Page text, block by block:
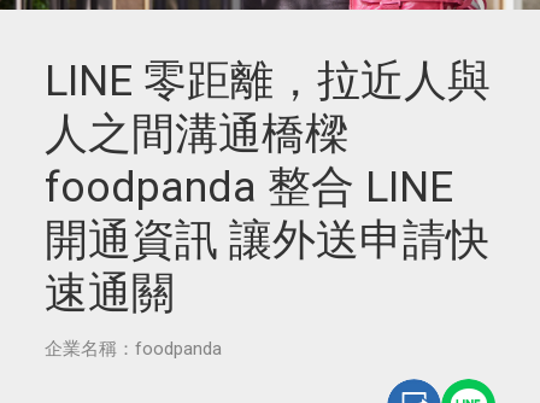
LINE 零距離，拉近人與
人之間溝通橋樑
foodpanda 整合 LINE
開通資訊 讓外送申請快
速通關
企業名稱：foodpanda